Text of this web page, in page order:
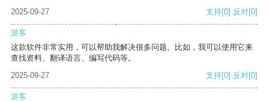
2025-09-27
支持[0] 反对[0]
游客
这款软件非常实用，可以帮助我解决很多问题。比如，我可以使用它来
查找资料、翻译语言、编写代码等。
2025-09-27
支持[0] 反对[0]
游客